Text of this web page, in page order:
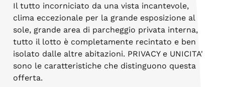
Il tutto incorniciato da una vista incantevole,
clima eccezionale per la grande esposizione al
sole, grande area di parcheggio privata interna,
tutto il lotto è completamente recintato e ben
isolato dalle altre abitazioni. PRIVACY e UNICITA'
sono le caratteristiche che distinguono questa
offerta.